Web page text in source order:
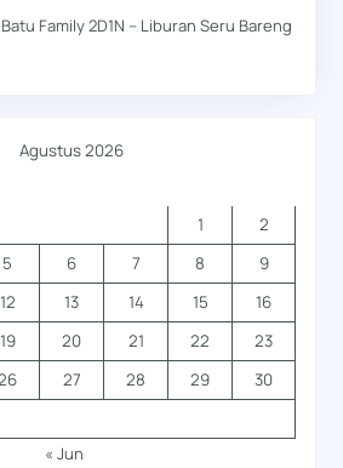
Family 2D1N – Liburan Seru Bareng
Agustus 2026
1
2
5 6 7 8
9
12 13 14 15
16
19 20 21 22
23
27 28 29
30
« Jun